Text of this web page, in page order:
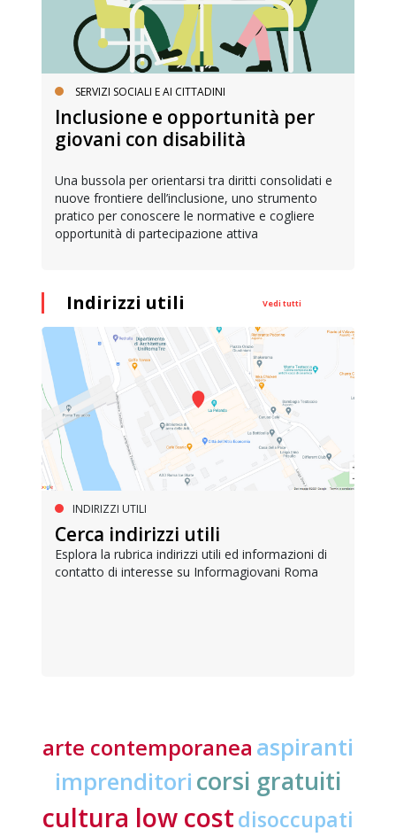
SERVIZI SOCIALI E AI CITTADINI
Inclusione e opportunità per
giovani con disabilità
Una bussola per orientarsi tra diritti consolidati e
nuove frontiere dell’inclusione, uno strumento
pratico per conoscere le normative e cogliere
opportunità di partecipazione attiva
Indirizzi utili Vedi tutti
INDIRIZZI UTILI
Cerca indirizzi utili
Esplora la rubrica indirizzi utili ed informazioni di
contatto di interesse su Informagiovani Roma
arte contemporanea aspiranti
imprenditori corsi gratuiti
cultura low costdisoccupati